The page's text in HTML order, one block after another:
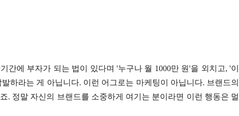
간에 부자가 되는 법이 있다며 '누구나 월 1000만 원'을 외치고, '이
하라는 게 아닙니다. 이런 어그로는 마케팅이 아닙니다. 브랜드의
. 정말 자신의 브랜드를 소중하게 여기는 분이라면 이런 행동은 멀